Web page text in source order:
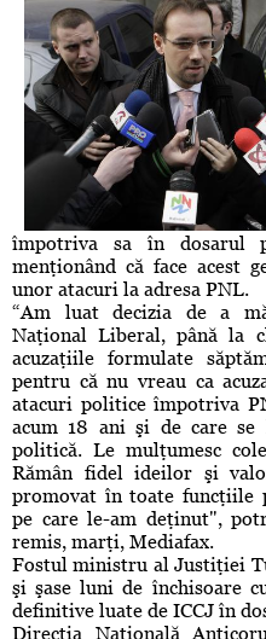
împotriva sa în dosarul
menţionând că face acest
unor atacuri la adresa PNL.
“Am luat decizia de a
Naţional Liberal, până la
acuzaţiile formulate
pentru că nu vreau ca
atacuri politice împotriva
acum 18 ani şi de care se
politică. Le mulţumesc
Rămân fidel ideilor şi
promovat în toate funcţiile
pe care le-am deţinut",
remis, marţi, Mediafax.
Fostul ministru al Justiţiei
şi şase luni de închisoare
definitive luate de ICCJ în
Direcţia Naţională